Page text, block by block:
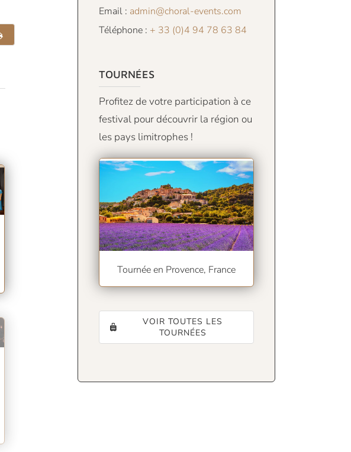
Email : admin@choral-events.com
Téléphone : + 33 (0)4 94 78 63 84
TOURNÉES
Profitez de votre participation à ce
festival pour découvrir la région ou
les pays limitrophes !
Tournée en Provence, France
VOIR TOUTES LES
TOURNÉES